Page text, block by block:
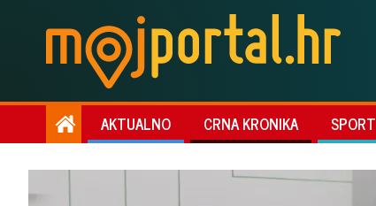
AKTUALNO CRNA KRONIKA SPORT